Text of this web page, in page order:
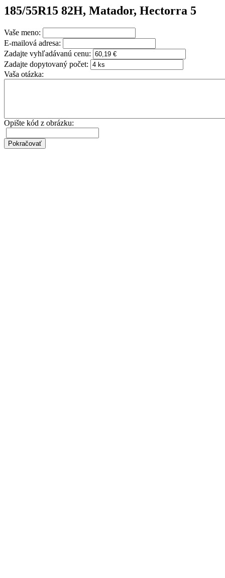
185/55R15 82H, Matador, Hectorra 5
Vaše meno:
E-mailová adresa:
Zadajte vyhľadávanú cenu:
Zadajte dopytovaný počet:
Vaša otázka:
Opište kód z obrázku: